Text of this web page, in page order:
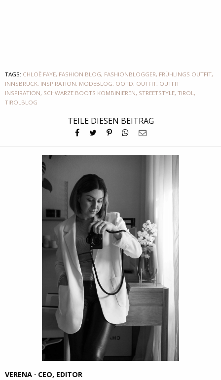
TAGS: CHLOÈ FAYE, FASHION BLOG, FASHIONBLOGGER, FRÜHLINGS OUTFIT,
INNSBRUCK, INSPIRATION, MODEBLOG, OOTD, OUTFIT, OUTFIT
INSPIRATION, SCHWARZE BOOTS KOMBINIEREN, STREETSTYLE, TIROL,
TIROLBLOG
TEILE DIESEN BEITRAG
VERENA · CEO, EDITOR